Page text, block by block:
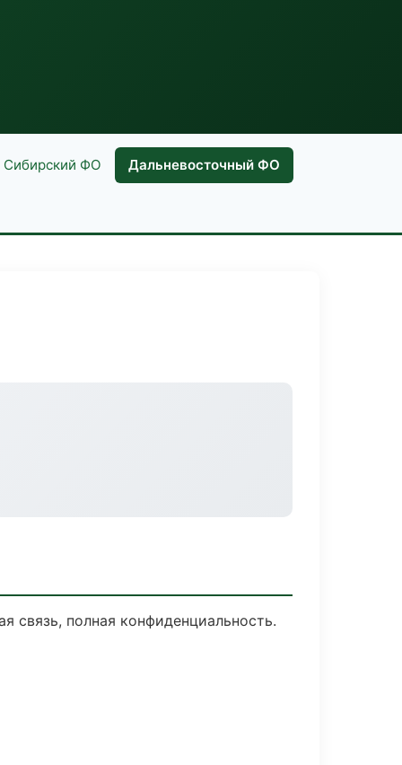
Сибирский ФО Дальневосточный ФО
связь, полная конфиденциальность.